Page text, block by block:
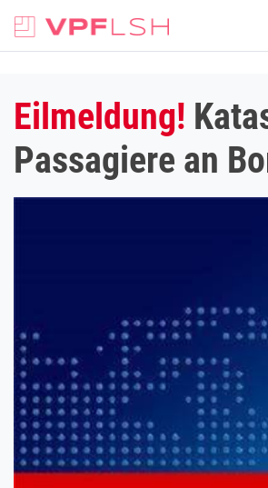
Eilmeldung!
Passagiere an